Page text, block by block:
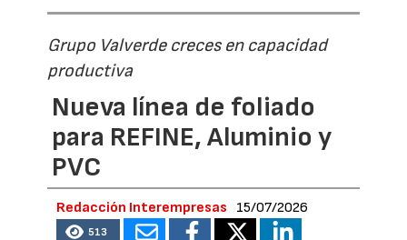
Grupo Valverde creces en capacidad
productiva
Nueva línea de foliado
para REFINE, Aluminio y
PVC
Redacción Interempresas 15/07/2026
513